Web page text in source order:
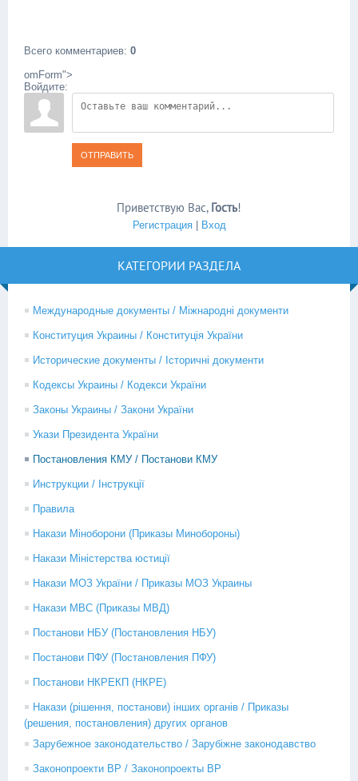
Всего комментариев: 0
omForm">
Войдите:
ОТПРАВИТЬ
Приветствую Вас, Гость!
Регистрация| Вход
КАТЕГОРИИ РАЗДЕЛА
Международные документы / Міжнародні документи
Конституция Украины / Конституція України
Исторические документы / Історичні документи
Кодексы Украины / Кодекси України
Законы Украины / Закони України
Укази Президента України
Постановления КМУ / Постанови КМУ
Инструкции / Інструкції
Правила
Накази Міноборони (Приказы Минобороны)
Накази Міністерства юстиції
Накази МОЗ України / Приказы МОЗ Украины
Накази МВС (Приказы МВД)
Постанови НБУ (Постановления НБУ)
Постанови ПФУ (Постановления ПФУ)
Постанови НКРЕКП (НКРЕ)
Накази (рішення, постанови) інших органів / Приказы
(решения, постановления) других органов
Зарубежное законодательство / Зарубіжне законодавство
Законопроекти ВР / Законопроекты ВР